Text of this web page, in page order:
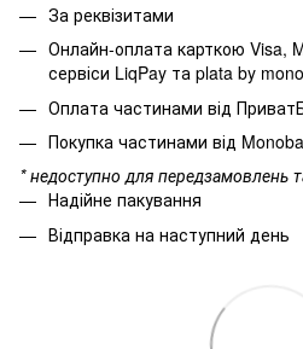
За реквізитами
Онлайн-оплата карткою Visa,
сервіси LiqPay та plata by mono
Оплата частинами від
Покупка частинами від
* недоступно для передзамовлень
Надійне пакування
Відправка на наступний день